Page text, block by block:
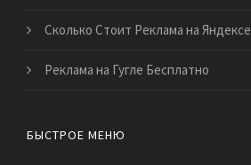
Сколько Стоит Реклама на Яндексе
Реклама на Гугле Бесплатно
БЫСТРОЕ МЕНЮ